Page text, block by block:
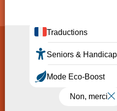
Politique de
Accessibilité :